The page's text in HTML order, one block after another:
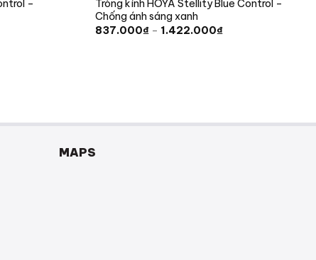
–
Tròng kính HOYA Stellity Blue Control –
Chống ánh sáng xanh
837.000₫ – 1.422.000₫Khoảng
MAPS